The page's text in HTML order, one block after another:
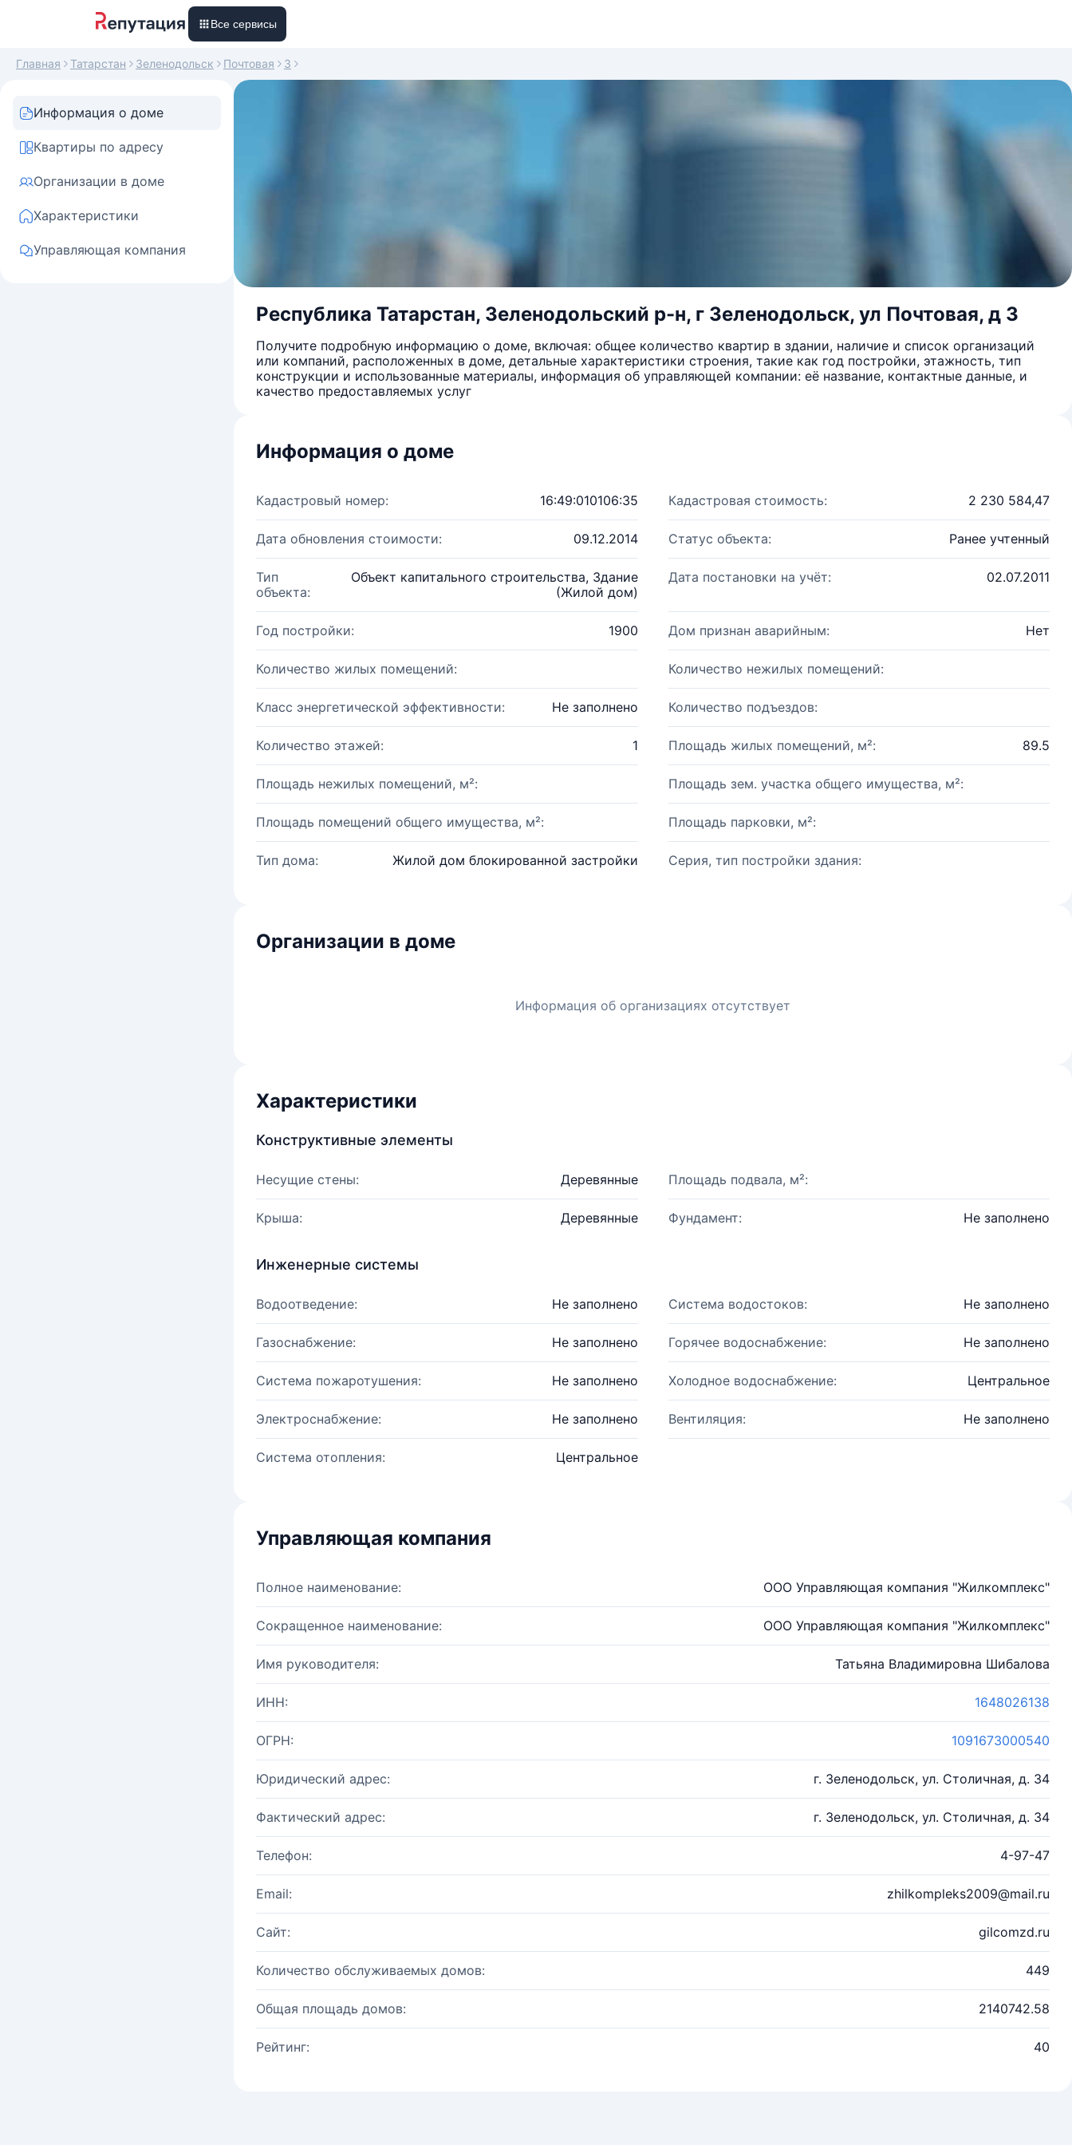
Все сервисы
Главная Татарстан Зеленодольск Почтовая 3
Информация о доме
Квартиры по адресу
Организации в доме
Характеристики
Управляющая компания
Республика Татарстан, Зеленодольский р-н, г Зеленодольск, ул Почтовая, д 3
Получите подробную информацию о доме, включая: общее количество квартир в здании, наличие и список организаций
или компаний, расположенных в доме, детальные характеристики строения, такие как год постройки, этажность, тип
конструкции и использованные материалы, информация об управляющей компании: её название, контактные данные, и
качество предоставляемых услуг
Информация о доме
Кадастровый номер: 16:49:010106:35 Кадастровая стоимость: 2 230 584,47
Дата обновления стоимости: 09.12.2014 Статус объекта: Ранее учтенный
Тип
объекта:
Объект капитального строительства, Здание
(Жилой дом)
Дата постановки на учёт: 02.07.2011
Год постройки: 1900 Дом признан аварийным: Нет
Количество жилых помещений: Количество нежилых помещений:
Класс энергетической эффективности: Не заполнено Количество подъездов:
Количество этажей: 1 Площадь жилых помещений, м²: 89.5
Площадь нежилых помещений, м²: Площадь зем. участка общего имущества, м²:
Площадь помещений общего имущества, м²: Площадь парковки, м²:
Тип дома: Жилой дом блокированной застройки Серия, тип постройки здания:
Организации в доме
Информация об организациях отсутствует
Характеристики
Конструктивные элементы
Несущие стены: Деревянные Площадь подвала, м²:
Крыша: Деревянные Фундамент: Не заполнено
Инженерные системы
Водоотведение: Не заполнено Система водостоков: Не заполнено
Газоснабжение: Не заполнено Горячее водоснабжение: Не заполнено
Система пожаротушения: Не заполнено Холодное водоснабжение: Центральное
Электроснабжение: Не заполнено Вентиляция: Не заполнено
Система отопления: Центральное
Управляющая компания
Полное наименование: ООО Управляющая компания "Жилкомплекс"
Сокращенное наименование: ООО Управляющая компания "Жилкомплекс"
Имя руководителя: Татьяна Владимировна Шибалова
ИНН: 1648026138
ОГРН: 1091673000540
Юридический адрес: г. Зеленодольск, ул. Столичная, д. 34
Фактический адрес: г. Зеленодольск, ул. Столичная, д. 34
Телефон: 4-97-47
Email: zhilkompleks2009@mail.ru
Сайт: gilcomzd.ru
Количество обслуживаемых домов: 449
Общая площадь домов: 2140742.58
Рейтинг: 40